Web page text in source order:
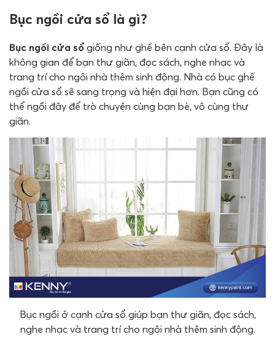
Bục ngồi cửa sổ là gì?
Bục ngồi cửa sổ giống như ghế bên cạnh cửa sổ. Đây là
không gian để bạn thư giãn, đọc sách, nghe nhạc và
trang trí cho ngôi nhà thêm sinh động. Nhà có bục ghế
ngồi cửa sổ sẽ sang trọng và hiện đại hơn. Bạn cũng có
thể ngồi đây để trò chuyện cùng bạn bè, vô cùng thư
giãn.
Bục ngồi ở cạnh cửa sổ giúp bạn thư giãn, đọc sách,
nghe nhạc và trang trí cho ngôi nhà thêm sinh động.